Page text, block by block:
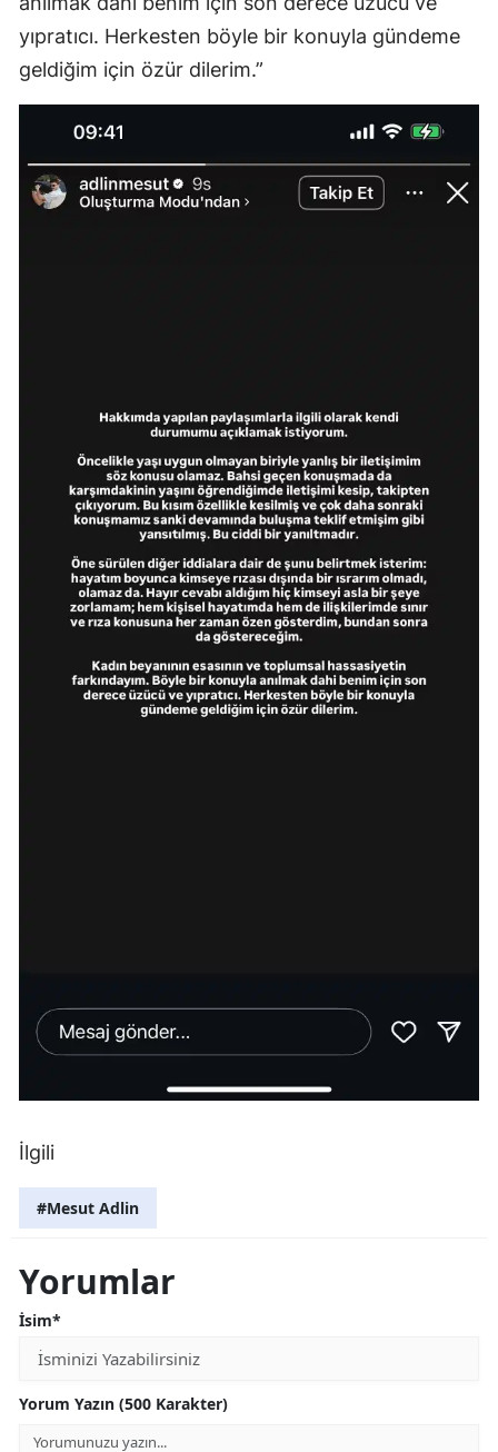
yıpratıcı. Herkesten böyle bir konuyla gündeme
geldiğim için özür dilerim.”
İlgili
#Mesut Adlin
Yorumlar
İsim*
Yorum Yazın (500 Karakter)